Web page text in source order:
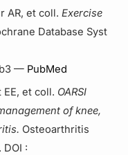
AR, et coll. Exercise
Database Syst
— PubMed
EE, et coll. OARSI
of knee,
Osteoarthritis
DOI :